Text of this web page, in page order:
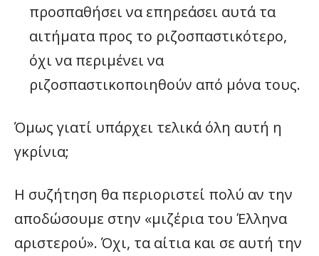
προσπαθήσει να επηρεάσει αυτά τα
αιτήματα προς το ριζοσπαστικότερο,
όχι να περιμένει να
ριζοσπαστικοποιηθούν από μόνα τους.
Όμως γιατί υπάρχει τελικά όλη αυτή η
γκρίνια;
Η συζήτηση θα περιοριστεί πολύ αν την
αποδώσουμε στην «μιζέρια του Έλληνα
αριστερού». Όχι, τα αίτια και σε αυτή την